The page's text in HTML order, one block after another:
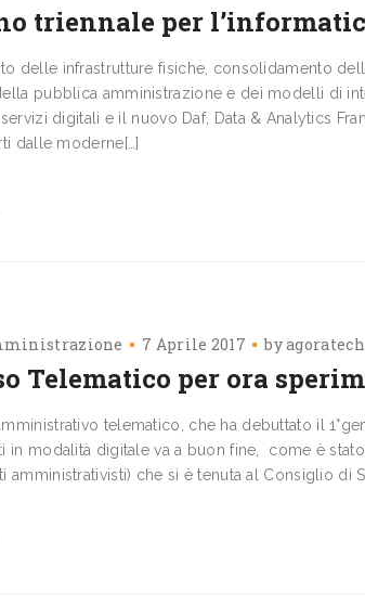
triennale per
delle infrastrutture fisiche, consolidamento
pubblica amministrazione e dei modelli di
digitali e il nuovo Daf, Data & Analytics
dalle moderne[…]
7 Aprile 2017 byagoratech
Telematico per ora
telematico, che ha debuttato il
in modalità digitale va a buon fine, come è
amministrativisti) che si è tenuta al Consiglio di